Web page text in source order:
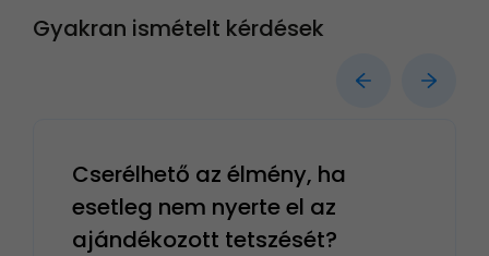
Gyakran ismételt kérdések
Cserélhető az élmény, ha
esetleg nem nyerte el az
ajándékozott tetszését?